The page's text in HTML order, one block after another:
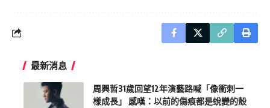
最新消息
周興哲31歲回望12年演藝路喊「像衝刺一
樣成長」 感嘆：以前的傷痕都是蛻變的殼